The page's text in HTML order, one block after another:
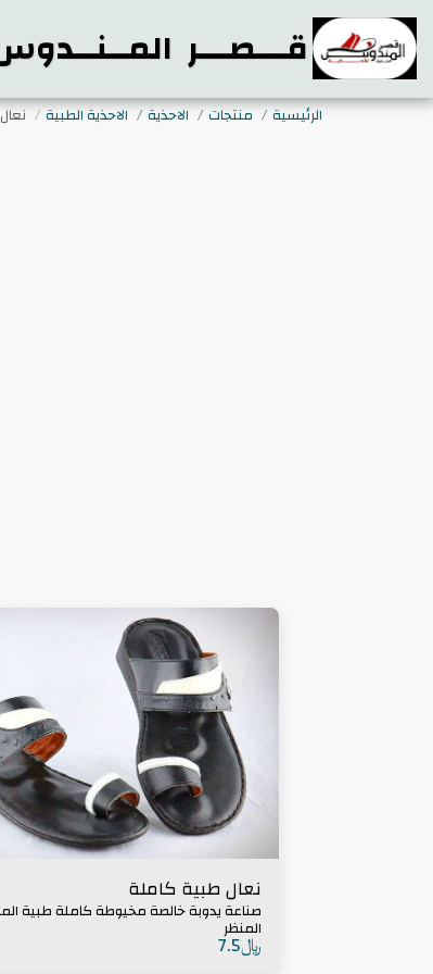
قـــصـــر
الرئيسية منتجات الاحذية الاحذية الطبية
نعال طبية كاملة
صناعة يدوبة خالصة
المنظر
﷼7.5